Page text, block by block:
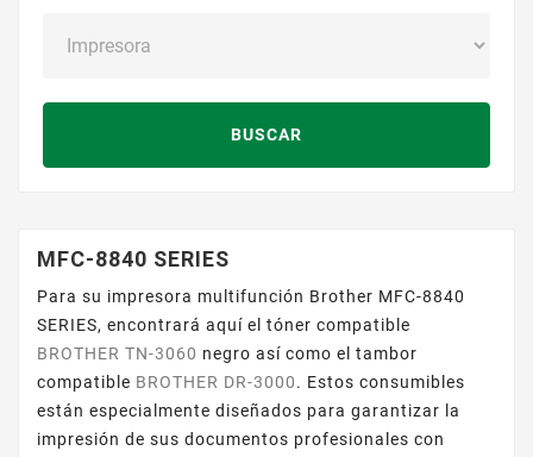
BUSCAR
MFC-8840 SERIES
Para su impresora multifunción Brother MFC-8840
SERIES, encontrará aquí el tóner compatible
BROTHER TN-3060 negro así como el tambor
compatible BROTHER DR-3000. Estos consumibles
están especialmente diseñados para garantizar la
impresión de sus documentos profesionales con